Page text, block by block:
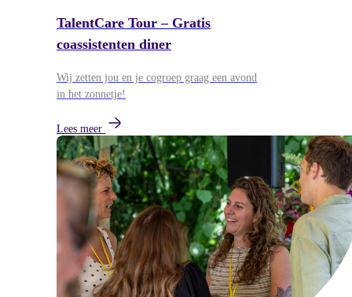
TalentCare Tour – Gratis
coassistenten diner
Wij zetten jou en je cogroep graag een avond
in het zonnetje!
Lees meer